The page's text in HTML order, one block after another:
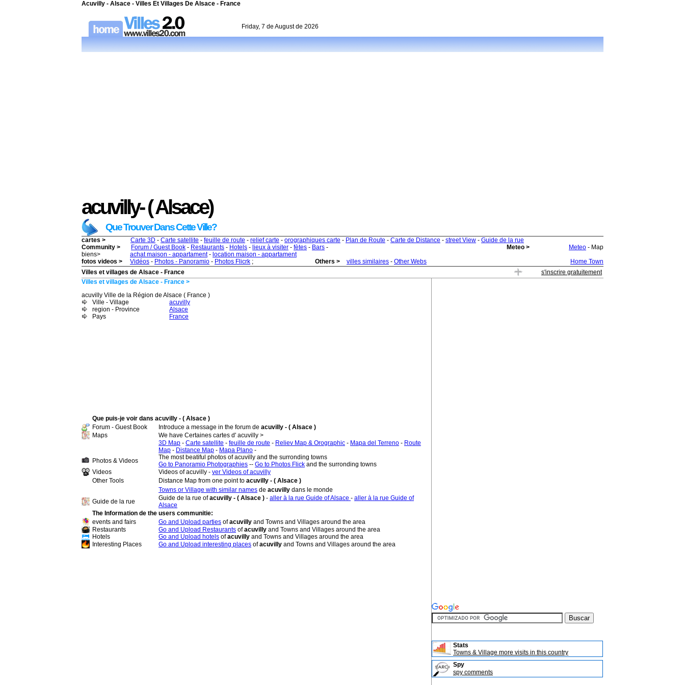
Acuvilly - Alsace - Villes Et Villages De Alsace - France
Friday, 7 de August de 2026
acuvilly- ( Alsace)
Que Trouver Dans Cette Ville?
cartes > Carte 3D - Carte satellite - feuille de route - relief carte - orographiques carte - Plan de Route - Carte de Distance - street View - Guide de la rue
Community >
Forum / Guest Book - Restaurants - Hotels - lieux à visiter - fètes - Bars - Meteo > Meteo - Map
biens>
achat maison - appartament- location maison - appartament
fotos videos >
Vidéos - Photos - Panoramio - Photos Flicrk ; Others > villes similaires - Other Webs
Home Town
Villes et villages de Alsace - France
s'inscrire gratuitement
Villes et villages de Alsace - France >
acuvilly Ville de la Région de Alsace ( France )
Ville - Village
acuvilly
region - Province
Alsace
Pays
France
Que puis-je voir dans acuvilly - ( Alsace )
Forum - Guest Book
Introduce a message in the forum de acuvilly - ( Alsace )
Maps
We have Certaines cartes d' acuvilly >
3D Map - Carte satellite - feuille de route - Reliev Map & Orographic - Mapa del Terreno - Route
Map - Distance Map - Mapa Plano -
Photos & Videos
The most beatiful photos of acuvilly and the surronding towns
Go to Panoramio Photographies -- Go to Photos Flick and the surronding towns
Videos
Videos of acuvilly - ver Videos of acuvilly
Other Tools
Distance Map from one point to acuvilly - ( Alsace )
Towns or Village with similar names de acuvilly dans le monde
Guide de la rue
Guide de la rue ofacuvilly - ( Alsace ) - aller à la rue Guide of Alsace - aller à la rue Guide of
Alsace
The Information de the users communitie:
events and fairs
Go and Upload parties ofacuvilly and Towns and Villages around the area
Restaurants
Go and Upload Restaurants ofacuvilly and Towns and Villages around the area
Hotels
Go and Upload hotels ofacuvilly and Towns and Villages around the area
Interesting Places
Go and Upload interesting places ofacuvilly and Towns and Villages around the area
Stats
Towns & Village more visits in this country
Spy
spy comments